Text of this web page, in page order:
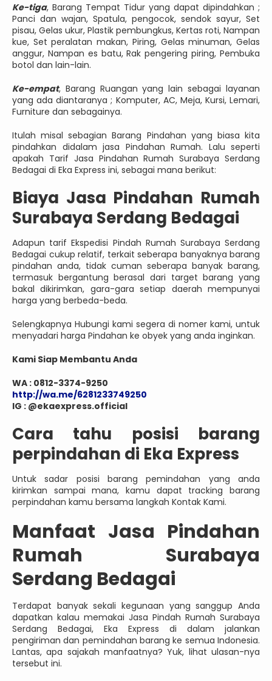
Ke-tiga, Barang Tempat Tidur yang dapat dipindahkan ;
Panci dan wajan, Spatula, pengocok, sendok sayur, Set
pisau, Gelas ukur, Plastik pembungkus, Kertas roti, Nampan
kue, Set peralatan makan, Piring, Gelas minuman, Gelas
anggur, Nampan es batu, Rak pengering piring, Pembuka
botol dan lain-lain.
Ke-empat, Barang Ruangan yang lain sebagai layanan
yang ada diantaranya ; Komputer, AC, Meja, Kursi, Lemari,
Furniture dan sebagainya.
Itulah misal sebagian Barang Pindahan yang biasa kita
pindahkan didalam jasa Pindahan Rumah. Lalu seperti
apakah Tarif Jasa Pindahan Rumah Surabaya Serdang
Bedagai di Eka Express ini, sebagai mana berikut:
Biaya Jasa Pindahan Rumah
Surabaya Serdang Bedagai
Adapun tarif Ekspedisi Pindah Rumah Surabaya Serdang
Bedagai cukup relatif, terkait seberapa banyaknya barang
pindahan anda, tidak cuman seberapa banyak barang,
termasuk bergantung berasal dari target barang yang
bakal dikirimkan, gara-gara setiap daerah mempunyai
harga yang berbeda-beda.
Selengkapnya Hubungi kami segera di nomer kami, untuk
menyadari harga Pindahan ke obyek yang anda inginkan.
Kami Siap Membantu Anda
WA : 0812-3374-9250
http://wa.me/6281233749250
IG : @ekaexpress.official
Cara tahu posisi barang
perpindahan di Eka Express
Untuk sadar posisi barang pemindahan yang anda
kirimkan sampai mana, kamu dapat tracking barang
perpindahan kamu bersama langkah Kontak Kami.
Manfaat Jasa Pindahan
Rumah Surabaya
Serdang Bedagai
Terdapat banyak sekali kegunaan yang sanggup Anda
dapatkan kalau memakai Jasa Pindah Rumah Surabaya
Serdang Bedagai, Eka Express di dalam jalankan
pengiriman dan pemindahan barang ke semua Indonesia.
Lantas, apa sajakah manfaatnya? Yuk, lihat ulasan-nya
tersebut ini.